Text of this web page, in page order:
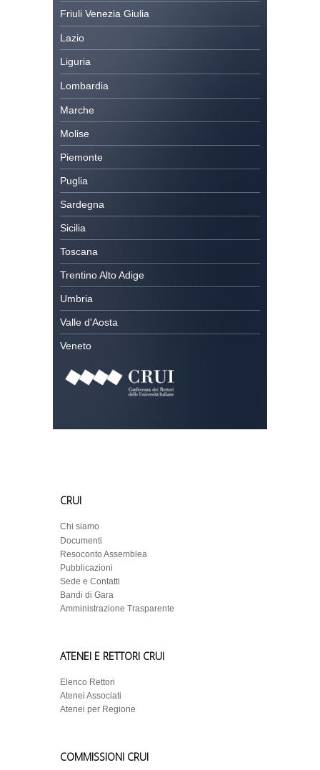
Friuli Venezia Giulia
Lazio
Liguria
Lombardia
Marche
Molise
Piemonte
Puglia
Sardegna
Sicilia
Toscana
Trentino Alto Adige
Umbria
Valle d'Aosta
Veneto
CRUI
Chi siamo
Documenti
Resoconto Assemblea
Pubblicazioni
Sede e Contatti
Bandi di Gara
Amministrazione Trasparente
ATENEI E RETTORI CRUI
Elenco Rettori
Atenei Associati
Atenei per Regione
COMMISSIONI CRUI